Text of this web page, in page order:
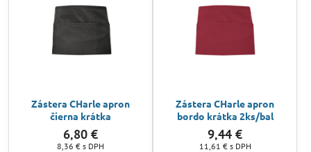
Zástera CHarle apron
čierna krátka
6,80 €
8,36 € s DPH
Zástera CHarle apron
bordo krátka 2ks/bal
9,44 €
11,61 € s DPH